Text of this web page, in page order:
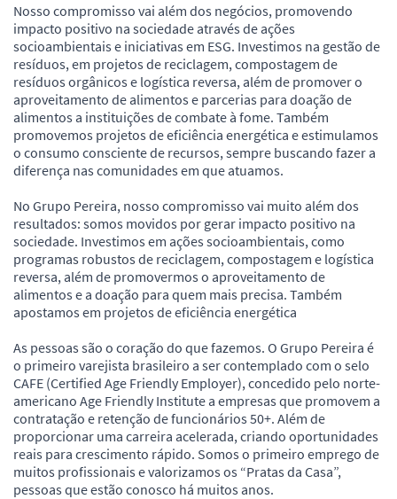
Nosso compromisso vai além dos negócios, promovendo
impacto positivo na sociedade através de ações
socioambientais e iniciativas em ESG. Investimos na gestão de
resíduos, em projetos de reciclagem, compostagem de
resíduos orgânicos e logística reversa, além de promover o
aproveitamento de alimentos e parcerias para doação de
alimentos a instituições de combate à fome. Também
promovemos projetos de eficiência energética e estimulamos
o consumo consciente de recursos, sempre buscando fazer a
diferença nas comunidades em que atuamos.
No Grupo Pereira, nosso compromisso vai muito além dos
resultados: somos movidos por gerar impacto positivo na
sociedade. Investimos em ações socioambientais, como
programas robustos de reciclagem, compostagem e logística
reversa, além de promovermos o aproveitamento de
alimentos e a doação para quem mais precisa. Também
apostamos em projetos de eficiência energética
As pessoas são o coração do que fazemos. O Grupo Pereira é
o primeiro varejista brasileiro a ser contemplado com o selo
CAFE (Certified Age Friendly Employer), concedido pelo norte-
americano Age Friendly Institute a empresas que promovem a
contratação e retenção de funcionários 50+. Além de
proporcionar uma carreira acelerada, criando oportunidades
reais para crescimento rápido. Somos o primeiro emprego de
muitos profissionais e valorizamos os “Pratas da Casa”,
pessoas que estão conosco há muitos anos.